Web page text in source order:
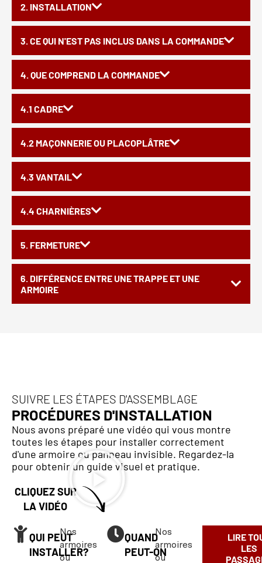
2. INSTALLATION
3. CE QUI N'EST PAS INCLUS DANS LA COMMANDE
4. QUE COMPREND LA COMMANDE
4.1 CADRE
4.2 MAÇONNERIE OU PLACOPLÂTRE
4.3 VANTAIL
4.4 CHARNIÈRES
5. FERMETURE
6. DIFFÉRENCE ENTRE UNE TRAPPE ET UNE
ARMOIRE
SUIVRE LES ÉTAPES D'ASSEMBLAGE
PROCÉDURES D'INSTALLATION
Nous avons préparé une vidéo qui vous montre
toutes les étapes pour installer correctement
d'une armoire ou panneau invisible. Regardez-la
pour obtenir un guide visuel et pratique.
CLIQUEZ SUR
LA VIDÉO
QUI PEUT
INSTALLER?
Nos
armoires
ou
QUAND
PEUT-ON
Nos
armoires
ou
LIRE
LES